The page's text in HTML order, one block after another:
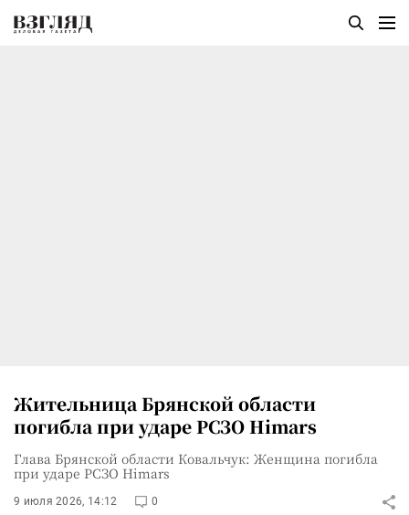
Жительница Брянской области
погибла при ударе РСЗО Himars
Глава Брянской области Ковальчук: Женщина погибла
при ударе РСЗО Himars
9 июля 2026, 14:12 0